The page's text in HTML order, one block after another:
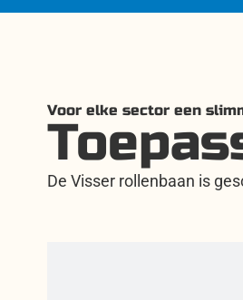
Voor elke sector een
De Visser rollenbaan is